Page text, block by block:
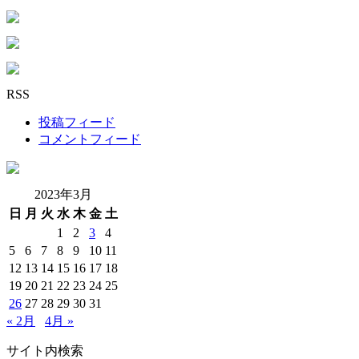
RSS
投稿フィード
コメントフィード
2023年3月
日
月 火 水 木 金 土
1
2 3
4
5
6 7 8 9 10 11
12 13 14 15 16 17 18
19 20 21 22 23 24 25
26 27 28 29 30 31
« 2月
4月 »
サイト内検索